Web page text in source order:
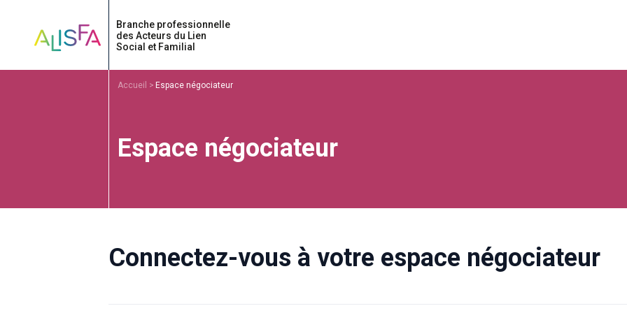
Accueil Espace négociateur
Espace négociateur
Connectez-vous à votre espace négociateur